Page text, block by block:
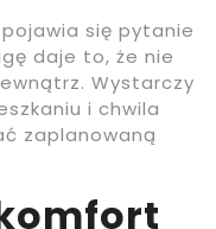
się pytanie
daje to, że nie
Wystarczy
i chwila
zaplanowaną